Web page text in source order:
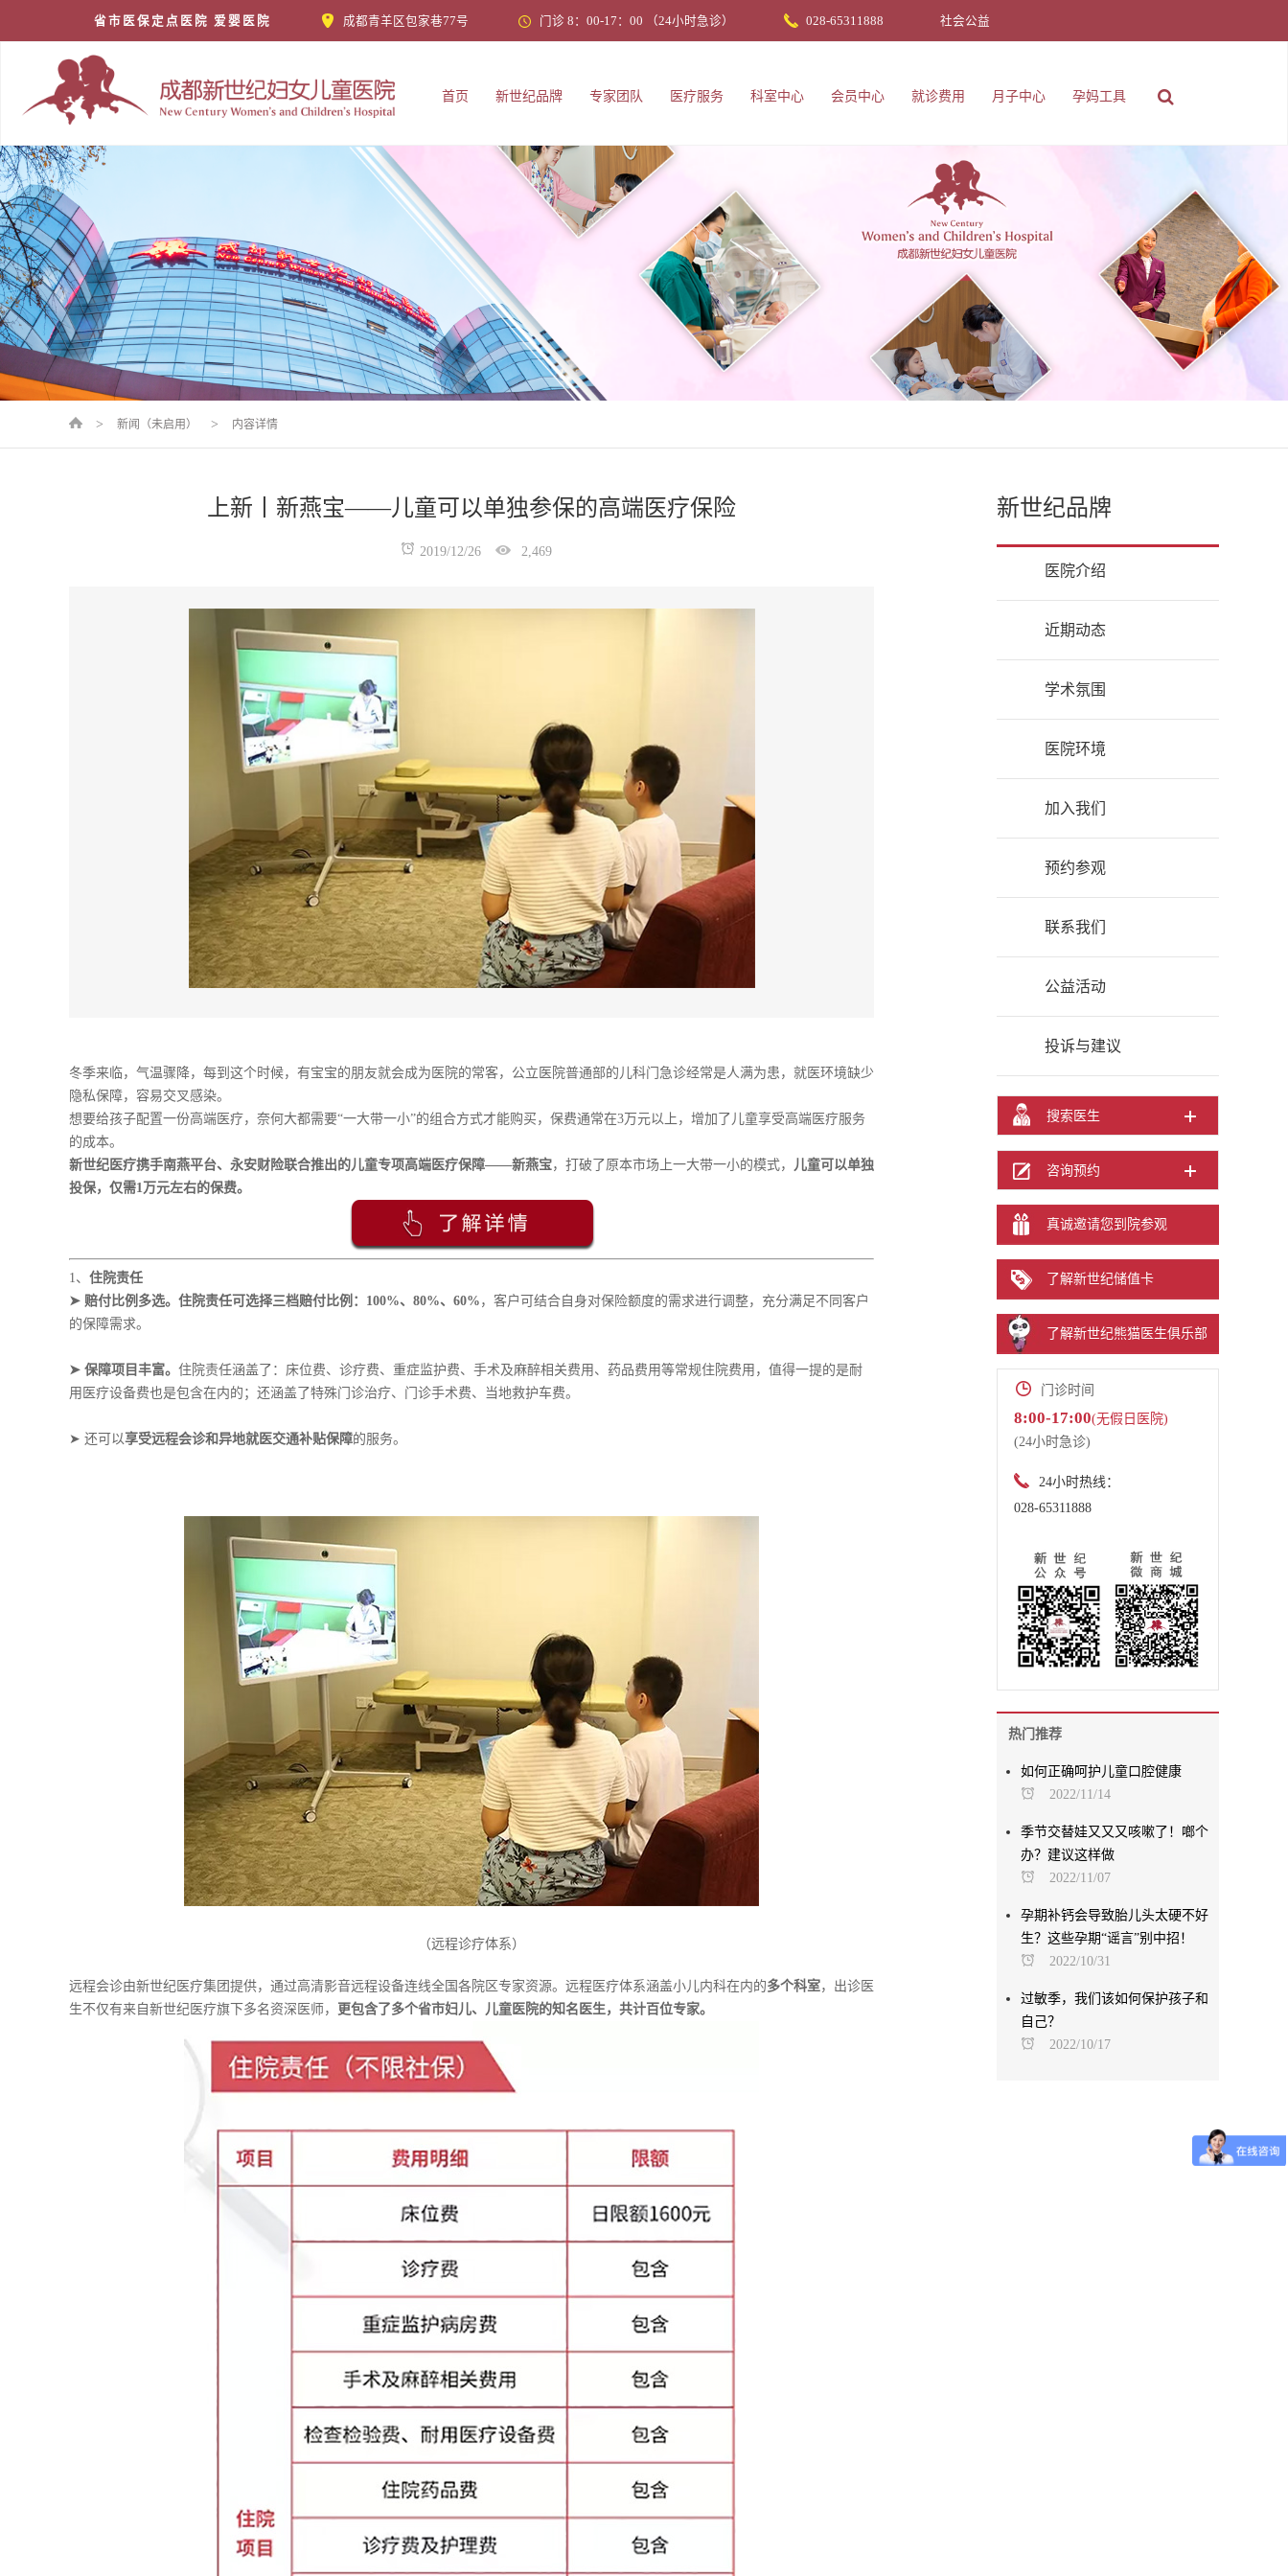
省市医保定点医院 爱婴医院 成都青羊区包家巷77号 门诊 8：00-17：00 （24小时急诊） 028-65311888 社会公益
首页 新世纪品牌 专家团队 医疗服务 科室中心 会员中心 就诊费用 月子中心 孕妈工具
> 新闻（未启用） > 内容详情
上新丨新燕宝——儿童可以单独参保的高端医疗保险
2019/12/26 2,469
冬季来临，气温骤降，每到这个时候，有宝宝的朋友就会成为医院的常客，公立医院普通部的儿科门急诊经常是人满为患，就医环境缺少
隐私保障，容易交叉感染。
想要给孩子配置一份高端医疗，奈何大都需要“一大带一小”的组合方式才能购买，保费通常在3万元以上，增加了儿童享受高端医疗服务
的成本。
新世纪医疗携手南燕平台、永安财险联合推出的儿童专项高端医疗保障——新燕宝，打破了原本市场上一大带一小的模式，
儿童可以单独
投保，仅需1万元左右的保费。
1、 住院责任
➤ 赔付比例多选。 住院责任可选择三档赔付比例：100%、80%、60% ，客户可结合自身对保险额度的需求进行调整，充分满足不同客户
的保障需求。
➤ 保障项目丰富。 住院责任涵盖了：床位费、诊疗费、重症监护费、手术及麻醉相关费用、药品费用等常规住院费用，值得一提的是耐
用医疗设备费也是包含在内的；还涵盖了特殊门诊治疗、门诊手术费、当地救护车费。
➤ 还可以享受远程会诊和异地就医交通补贴保障的服务。
（远程诊疗体系）
远程会诊由新世纪医疗集团提供，通过高清影音远程设备连线全国各院区专家资源。远程医疗体系涵盖小儿内科在内的多个科室，出诊医
生不仅有来自新世纪医疗旗下多名资深医师， 更包含了多个省市妇儿、儿童医院的知名医生，共计百位专家。
新世纪品牌
医院介绍
近期动态
学术氛围
医院环境
加入我们
预约参观
联系我们
公益活动
投诉与建议
搜索医生
咨询预约
真诚邀请您到院参观
了解新世纪储值卡
了解新世纪熊猫医生俱乐部
门诊时间
8:00-17:00(无假日医院)
(24小时急诊)
24小时热线：
028-65311888
热门推荐
如何正确呵护儿童口腔健康
2022/11/14
季节交替娃又又又咳嗽了！啷个
办？建议这样做
2022/11/07
孕期补钙会导致胎儿头太硬不好
生？这些孕期“谣言”别中招！
2022/10/31
过敏季，我们该如何保护孩子和
自己？
2022/10/17